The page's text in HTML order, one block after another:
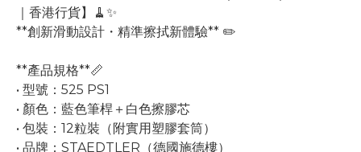
｜香港行貨】🧹✨
**創新滑動設計・精準擦拭新體驗** ✏️
**產品規格**📏
• 型號：525 PS1
• 顏色：藍色筆桿＋白色擦膠芯
• 包裝：12粒裝（附實用塑膠套筒）
• 品牌：STAEDTLER（德國施德樓）